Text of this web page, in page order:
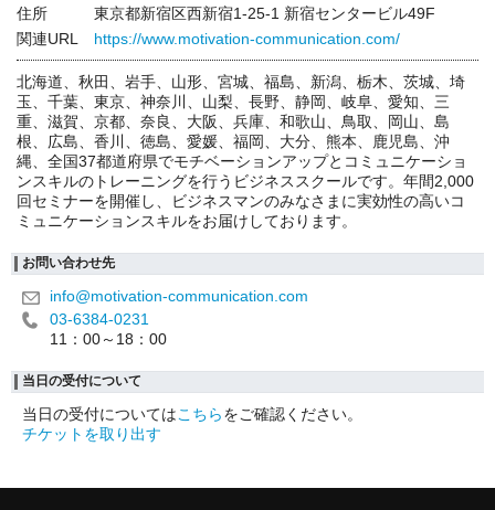
住所
東京都新宿区西新宿1-25-1 新宿センタービル49F
関連URL
https://www.motivation-communication.com/
北海道、秋田、岩手、山形、宮城、福島、新潟、栃木、茨城、埼
玉、千葉、東京、神奈川、山梨、長野、静岡、岐阜、愛知、三
重、滋賀、京都、奈良、大阪、兵庫、和歌山、鳥取、岡山、島
根、広島、香川、徳島、愛媛、福岡、大分、熊本、鹿児島、沖
縄、全国37都道府県でモチベーションアップとコミュニケーショ
ンスキルのトレーニングを行うビジネススクールです。年間2,000
回セミナーを開催し、ビジネスマンのみなさまに実効性の高いコ
ミュニケーションスキルをお届けしております。
お問い合わせ先
info@motivation-communication.com
03-6384-0231
11：00～18：00
当日の受付について
当日の受付についてはこちらをご確認ください。
チケットを取り出す